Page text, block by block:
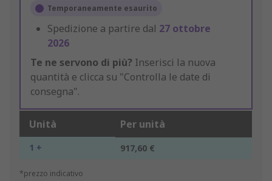
Temporaneamente esaurito
Spedizione a partire dal 27 ottobre
2026
Te ne servono di più? Inserisci la nuova
quantità e clicca su "Controlla le date di
consegna".
Unità Per unità
1 + 917,60 €
*prezzo indicativo